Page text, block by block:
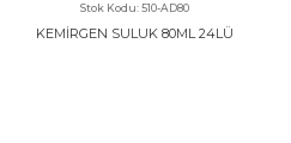
Stok Kodu: 510-AD80
KEMİRGEN SULUK 80ML 24LÜ